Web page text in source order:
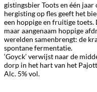
gistingsbierTootsen één jaar
hergisting op fles geeft het
een hoppige en fruitige toets.
maar aangenaam hoppige
werelden samenbrengt: de
spontane fermentatie.
‘Goyck’verwijst naar de
dorp in het hart van het
Alc. 5% vol.